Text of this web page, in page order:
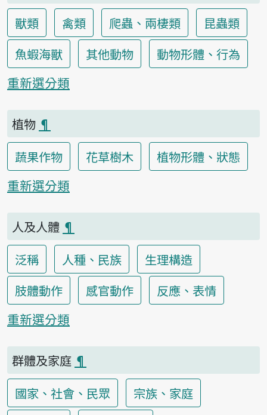
獸類
禽類 爬蟲、兩棲類
昆蟲類
魚蝦海獸
其他動物
動物形體、行為
重新選分類
植物 ¶
蔬果作物
花草樹木
植物形體、狀態
重新選分類
人及人體 ¶
泛稱
人種、民族
生理構造
肢體動作
感官動作
反應、表情
重新選分類
群體及家庭 ¶
國家、社會、民眾
宗族、家庭